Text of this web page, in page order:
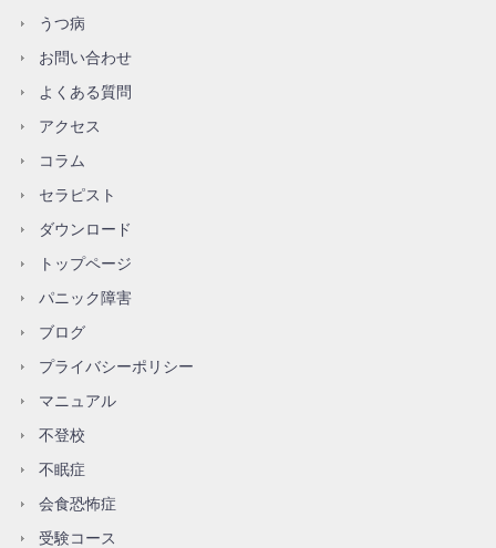
うつ病
お問い合わせ
よくある質問
アクセス
コラム
セラピスト
ダウンロード
トップページ
パニック障害
ブログ
プライバシーポリシー
マニュアル
不登校
不眠症
会食恐怖症
受験コース